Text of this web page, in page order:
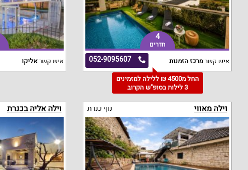
4
חדרים
052-9095607 איש קשר:מרכז הזמנות
החל מ4500 ₪ ללילה למזמינים
3 לילות בסופ"ש הקרוב
איש קשר:אליקו
וילה מאווי נוף כנרת וילה אליה בכנרת